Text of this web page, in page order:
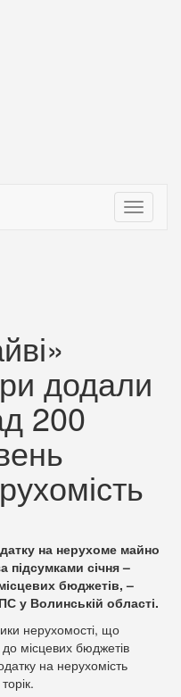
Toggle
додали
200
на нерухоме майно
підсумками січня –
бюджетів, –
у Волинській області.
нерухомості, що
місцевих бюджетів
на нерухомість